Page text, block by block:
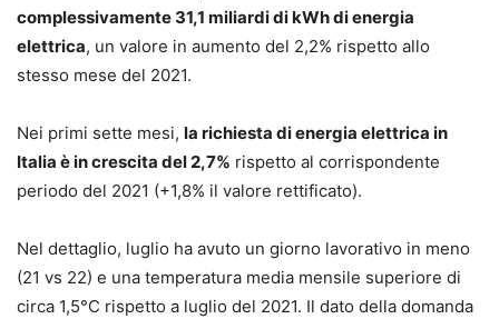
complessivamente 31,1 miliardi di kWh di energia
elettrica, un valore in aumento del 2,2% rispetto allo
stesso mese del 2021.
Nei primi sette mesi, la richiesta di energia elettrica in
Italia è in crescita del 2,7% rispetto al corrispondente
periodo del 2021 (+1,8% il valore rettificato).
Nel dettaglio, luglio ha avuto un giorno lavorativo in meno
(21 vs 22) e una temperatura media mensile superiore di
circa 1,5°C rispetto a luglio del 2021. Il dato della domanda